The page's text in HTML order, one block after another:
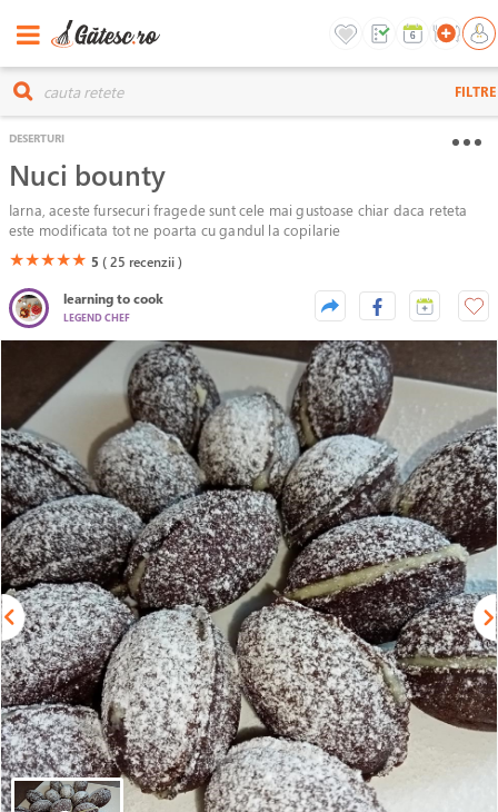
FILTRE
DESERTURI
Nuci bounty
Iarna, aceste fursecuri fragede sunt cele mai gustoase chiar daca reteta
este modificata tot ne poarta cu gandul la copilarie
(*)
★(*)
★(*)
★(*)
★(*)
★ 5 ( 25 recenzii )
learning to cook
LEGEND CHEF